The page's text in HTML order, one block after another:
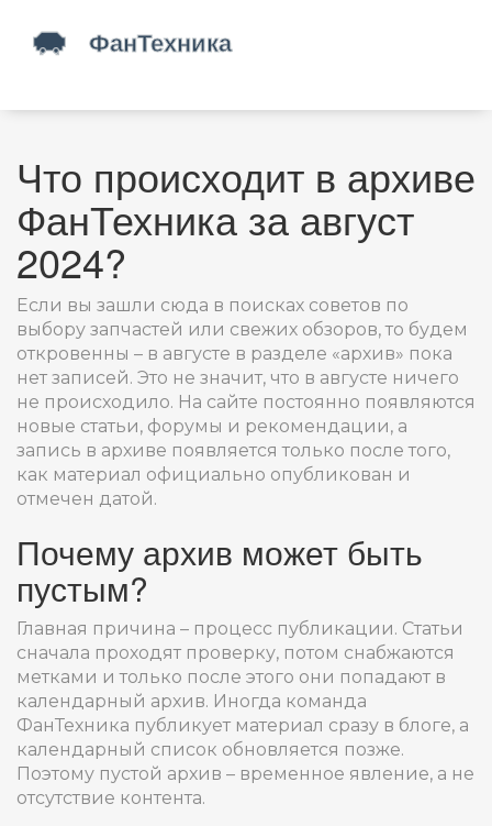
Что происходит в архиве
ФанТехника за август
2024?
Если вы зашли сюда в поисках советов по
выбору запчастей или свежих обзоров, то будем
откровенны – в августе в разделе «архив» пока
нет записей. Это не значит, что в августе ничего
не происходило. На сайте постоянно появляются
новые статьи, форумы и рекомендации, а
запись в архиве появляется только после того,
как материал официально опубликован и
отмечен датой.
Почему архив может быть
пустым?
Главная причина – процесс публикации. Статьи
сначала проходят проверку, потом снабжаются
метками и только после этого они попадают в
календарный архив. Иногда команда
ФанТехника публикует материал сразу в блоге, а
календарный список обновляется позже.
Поэтому пустой архив – временное явление, а не
отсутствие контента.